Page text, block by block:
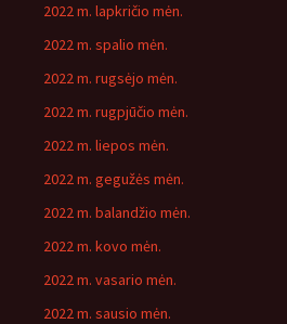
2022 m. lapkričio mėn.
2022 m. spalio mėn.
2022 m. rugsėjo mėn.
2022 m. rugpjūčio mėn.
2022 m. liepos mėn.
2022 m. gegužės mėn.
2022 m. balandžio mėn.
2022 m. kovo mėn.
2022 m. vasario mėn.
2022 m. sausio mėn.